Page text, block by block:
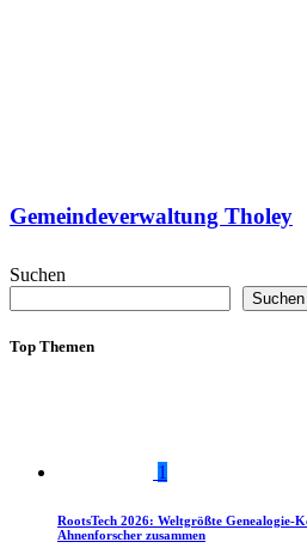
Gemeindeverwaltung Tholey
Suchen
Suchen
Top Themen
1
RootsTech 2026: Weltgrößte Genealogie-
Ahnenforscher zusammen